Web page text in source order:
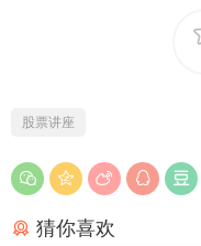
股票讲座
猜你喜欢